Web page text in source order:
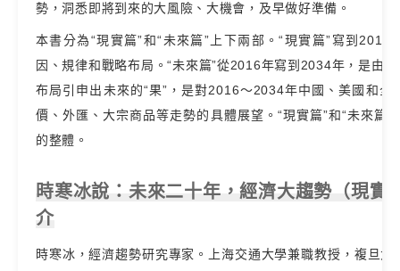
勢，洞悉即將到來的大風險、大機會，及早做好準備。
本書分為“現實篇”和“未來篇”上下兩部。“現實篇”寫到2015
因、規律和戰略布局。“未來篇”從2016年寫到2034年，是由上
布局引申出未來的“果”，是對2016～2034年中國、美國和全
價、外匯、大宗商品等走勢的具體展望。“現實篇”和“未來篇”
的整體。
時寒冰說：未來二十年，經濟大趨勢（現實
介
時寒冰，經濟趨勢研究專家。上海交通大學兼職教授，複旦大